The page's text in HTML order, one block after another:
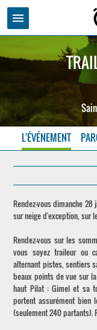
menu
L'ÉVÉNEMENT
Rendez-vous dimanche 28
sur neige d'exception, sur
Rendez-vous sur les
vous soyez traileur ou
alternant pistes, sentiers
beaux points de vue sur
haut Pilat : Gimel et sa
portent assurément bien
(seulement 240 partants).